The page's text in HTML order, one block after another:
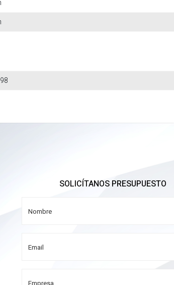
SOLICÍTANOS PRESUPUESTO